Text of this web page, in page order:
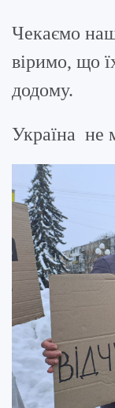
Чекаємо
віримо, що
додому.
Україна не